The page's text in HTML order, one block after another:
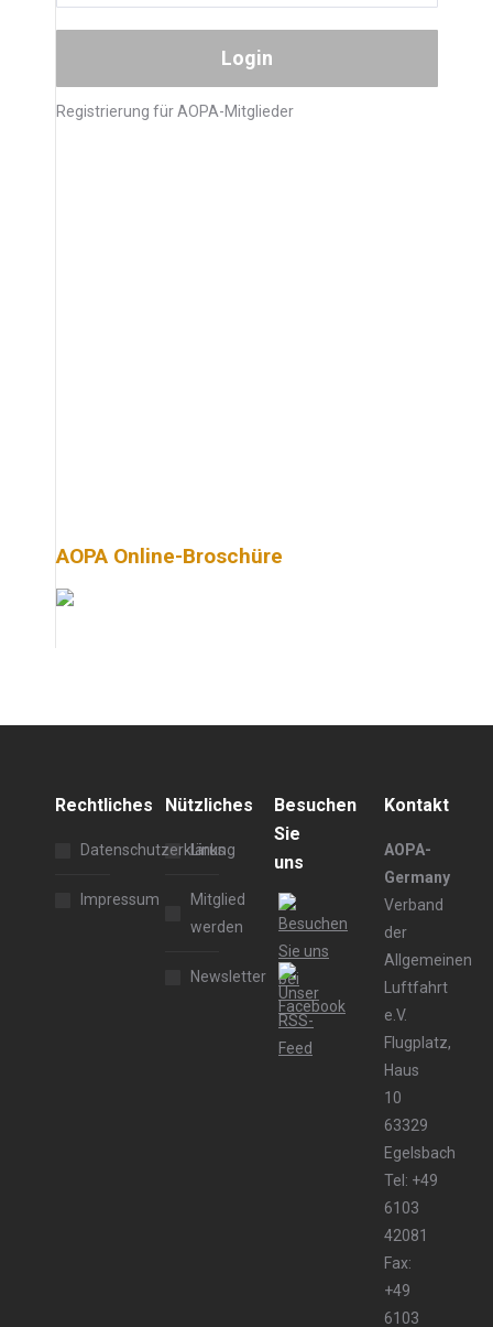
Registrierung für AOPA-Mitglieder
AOPA Online-Broschüre
Rechtliches
Datenschutzerklärung
Impressum
Nützliches
Links
Mitglied
werden
Newsletter
Besuchen
Sie
uns
Kontakt
AOPA-
Germany
Verband
der
Allgemeinen
Luftfahrt
e.V.
Flugplatz,
Haus
10
63329
Egelsbach
Tel: +49
6103
42081
Fax:
+49
6103